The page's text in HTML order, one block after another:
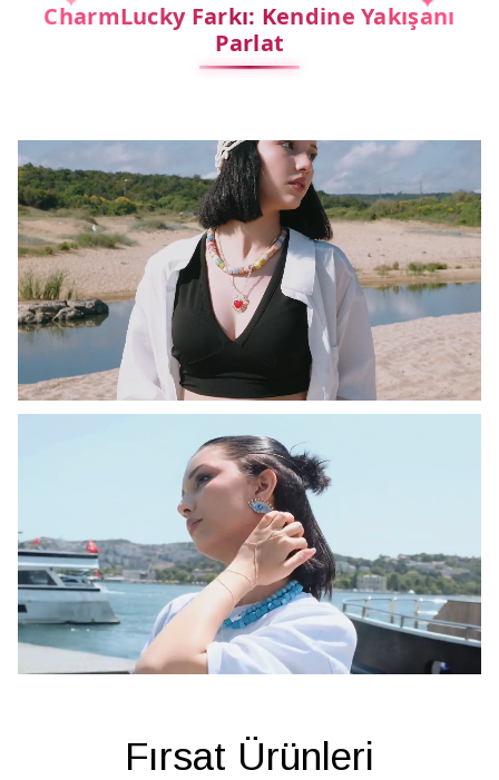
CharmLucky Farkı: Kendine Yakışanı
Parlat
Fırsat Ürünleri